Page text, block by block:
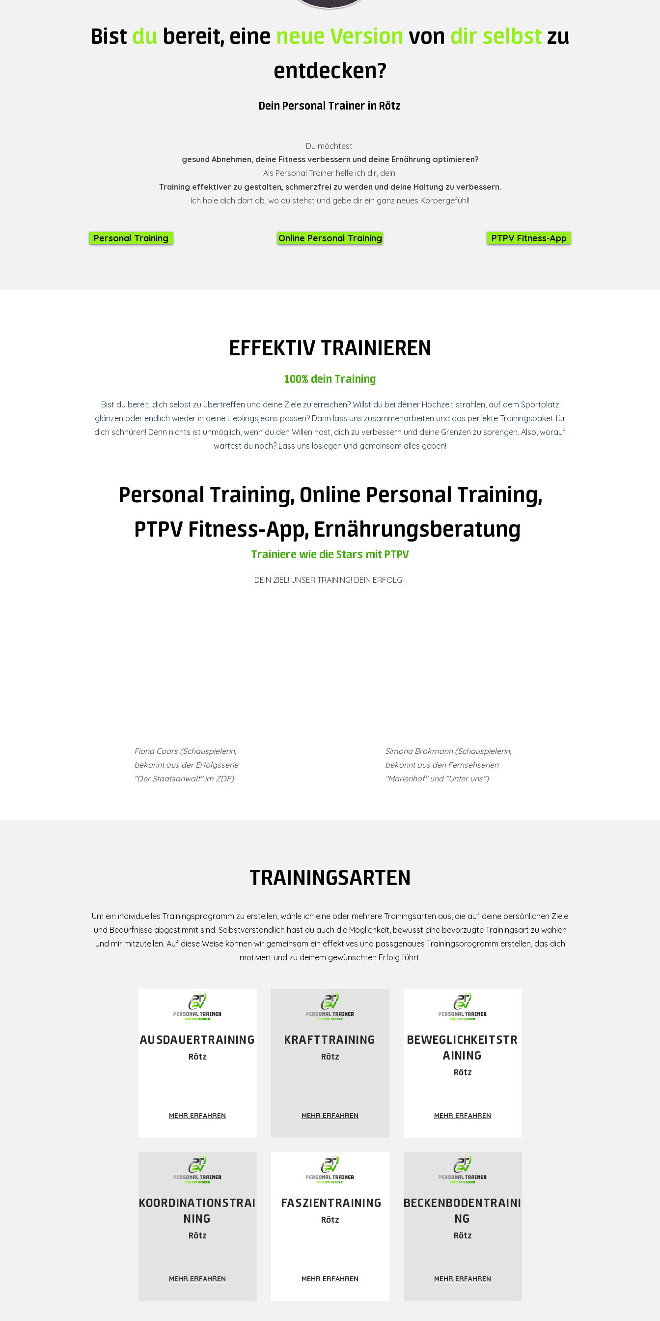
Bist du bereit, eine neue Version von dir selbst zu
entdecken?
Dein Personal Trainer in Rötz
Du möchtest
gesund Abnehmen, deine Fitness verbessern und deine Ernährung optimieren?
Als Personal Trainer helfe ich dir, dein
Training effektiver zu gestalten, schmerzfrei zu werden und deine Haltung zu verbessern.
Ich hole dich dort ab, wo du stehst und gebe dir ein ganz neues Körpergefühl!
Personal Training Online Personal Training PTPV Fitness-App
EFFEKTIV TRAINIEREN
100% dein Training
Bist du bereit, dich selbst zu übertreffen und deine Ziele zu erreichen? Willst du bei deiner Hochzeit strahlen, auf dem Sportplatz
glänzen oder endlich wieder in deine Lieblingsjeans passen? Dann lass uns zusammenarbeiten und das perfekte Trainingspaket für
dich schnüren! Denn nichts ist unmöglich, wenn du den Willen hast, dich zu verbessern und deine Grenzen zu sprengen. Also, worauf
wartest du noch? Lass uns loslegen und gemeinsam alles geben!
Personal Training, Online Personal Training,
PTPV Fitness-App, Ernährungsberatung
Trainiere wie die Stars mit PTPV
DEIN ZIEL! UNSER TRAINING! DEIN ERFOLG!
Fiona Coors (Schauspielerin,
bekannt aus der Erfolgsserie
"Der Staatsanwalt" im ZDF)
Simona Brokmann (Schauspielerin,
bekannt aus den Fernsehserien
"Marienhof" und "Unter uns")
TRAININGSARTEN
Um ein individuelles Trainingsprogramm zu erstellen, wähle ich eine oder mehrere Trainingsarten aus, die auf deine persönlichen Ziele
und Bedürfnisse abgestimmt sind. Selbstverständlich hast du auch die Möglichkeit, bewusst eine bevorzugte Trainingsart zu wählen
und mir mitzuteilen. Auf diese Weise können wir gemeinsam ein effektives und passgenaues Trainingsprogramm erstellen, das dich
motiviert und zu deinem gewünschten Erfolg führt.
AUSDAUERTRAINING
Rötz
MEHR ERFAHREN
KOORDINATIONSTRAI
NING
Rötz
MEHR ERFAHREN
KRAFTTRAINING
Rötz
MEHR ERFAHREN
FASZIENTRAINING
Rötz
MEHR ERFAHREN
BEWEGLICHKEITSTR
AINING
Rötz
MEHR ERFAHREN
BECKENBODENTRAINI
NG
Rötz
MEHR ERFAHREN